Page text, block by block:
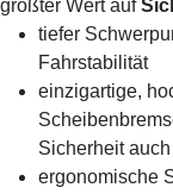
größter Wert auf
tiefer
Fahrstabilität
einzigartige,
Sicherheit
ergonomische